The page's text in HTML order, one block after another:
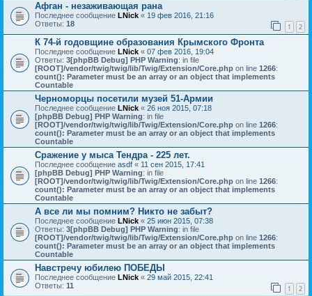
Афган - незаживающая рана
Последнее сообщение LNick « 19 фев 2016, 21:16
Ответы: 18 1 2
К 74-й годовщине образования Крымского Фронта
Последнее сообщение LNick « 07 фев 2016, 19:04
Ответы: 3[phpBB Debug] PHP Warning: in file
[ROOT]/vendor/twig/twig/lib/Twig/Extension/Core.php on line 1266:
count(): Parameter must be an array or an object that implements
Countable
Черноморцы посетили музей 51-Армии
Последнее сообщение LNick « 26 ноя 2015, 07:18
[phpBB Debug] PHP Warning: in file
[ROOT]/vendor/twig/twig/lib/Twig/Extension/Core.php on line 1266:
count(): Parameter must be an array or an object that implements
Countable
Сражение у мыса Тендра - 225 лет.
Последнее сообщение asdf « 11 сен 2015, 17:41
[phpBB Debug] PHP Warning: in file
[ROOT]/vendor/twig/twig/lib/Twig/Extension/Core.php on line 1266:
count(): Parameter must be an array or an object that implements
Countable
А все ли мы помним? Никто не забыт?
Последнее сообщение LNick « 25 июн 2015, 07:38
Ответы: 3[phpBB Debug] PHP Warning: in file
[ROOT]/vendor/twig/twig/lib/Twig/Extension/Core.php on line 1266:
count(): Parameter must be an array or an object that implements
Countable
Навстречу юбилею ПОБЕДЫ
Последнее сообщение LNick « 29 май 2015, 22:41
Ответы: 11 1 2